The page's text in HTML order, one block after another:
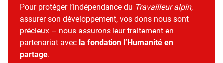
Pour protéger l’indépendance du Travailleur alpin,
assurer son développement, vos dons nous sont
précieux – nous assurons leur traitement en
partenariat avec la fondation l’Humanité en
partage.